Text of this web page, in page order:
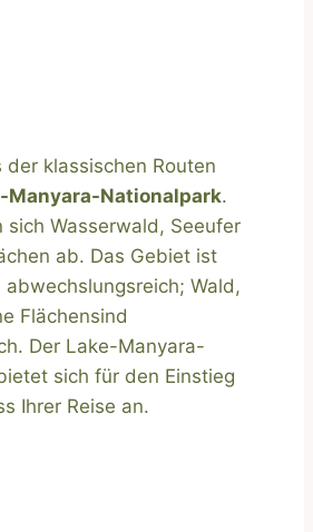
der klassischen Routen
Manyara-Nationalpark.
sich Wasserwald, Seeufer
ab. Das Gebiet ist
Wald,
Flächensind
Der Lake-Manyara-
sich für den Einstieg
Ihrer Reise an.